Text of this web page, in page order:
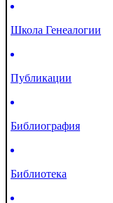
Школа Генеалогии
Публикации
Библиография
Библиотека